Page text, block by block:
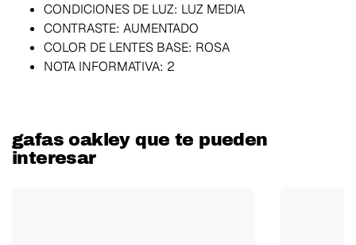
CONDICIONES DE LUZ: LUZ MEDIA
CONTRASTE: AUMENTADO
COLOR DE LENTES BASE: ROSA
NOTA INFORMATIVA: 2
gafas oakley que te pueden
interesar